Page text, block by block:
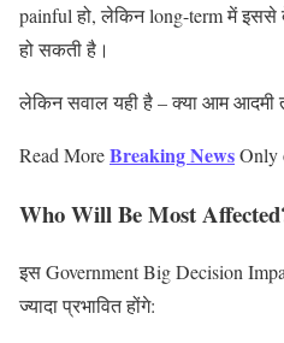
painful हो, लेकिन long-term में इससे
हो सकती है।
लेकिन सवाल यही है – क्या आम आदमी
Read MoreBreaking NewsOnly
Who Will Be Most
इस Government Big Decision
ज्यादा प्रभावित होंगे: